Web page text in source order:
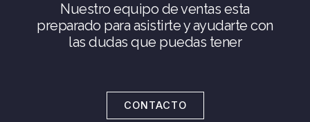
Nuestro equipo de ventas esta
preparado para asistirte y ayudarte con
las dudas que puedas tener
CONTACTO